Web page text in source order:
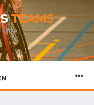
TEAMS
U10 A